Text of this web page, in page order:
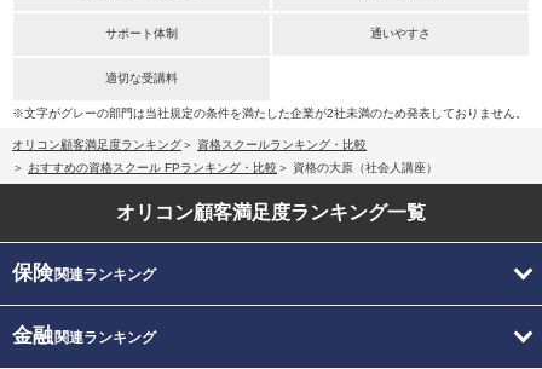
サポート体制 通いやすさ
適切な受講料
※文字がグレーの部門は当社規定の条件を満たした企業が2社未満のため発表しておりません。
オリコン顧客満足度ランキング
資格スクールランキング・比較
おすすめの資格スクール FPランキング・比較
資格の大原（社会人講座）
オリコン顧客満足度ランキング一覧
保険関連ランキング
金融関連ランキング